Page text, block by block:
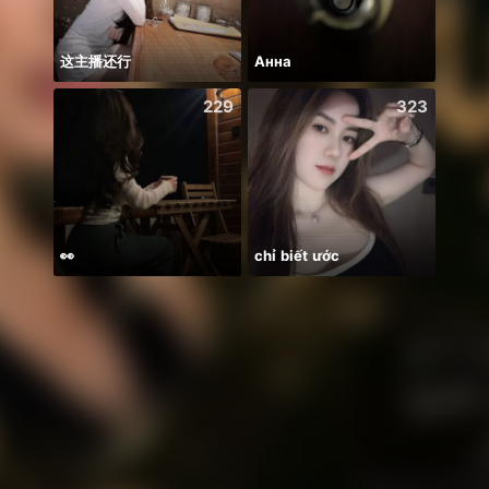
这主播还行 Анна
229
👀
323
chỉ biết ước